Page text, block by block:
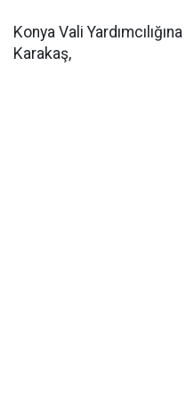
Konya Vali
Karakaş,